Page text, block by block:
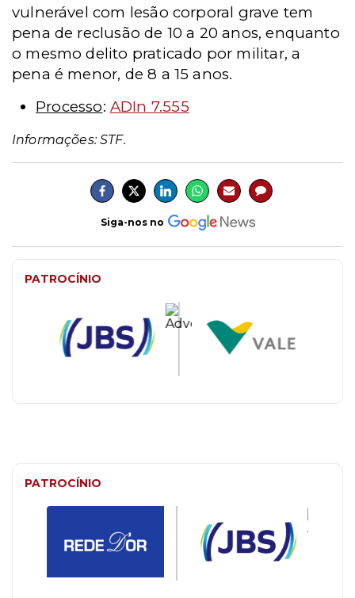
vulnerável com lesão corporal grave tem
pena de reclusão de 10 a 20 anos, enquanto
o mesmo delito praticado por militar, a
pena é menor, de 8 a 15 anos.
Processo: ADIn 7.555
Informações: STF.
Siga-nos no
PATROCÍNIO
PATROCÍNIO